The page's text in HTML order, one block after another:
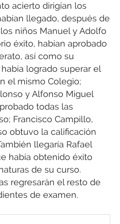
acierto dirigían los
llegado, después de
niños Manuel y Adolfo
éxito, habían aprobado
así como su
logrado superar el
el mismo Colegio;
y Alfonso Miguel
todas las
Francisco Campillo,
obtuvo la calificación
llegaría Rafael
había obtenido éxito
de su curso.
regresarán el resto de
de examen.